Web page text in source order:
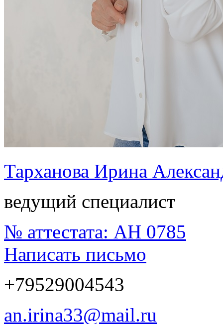
Тарханова Ирина
ведущий специалист
№ аттестата: АН 0785
Написать письмо
+79529004543
an.irina33@mail.ru